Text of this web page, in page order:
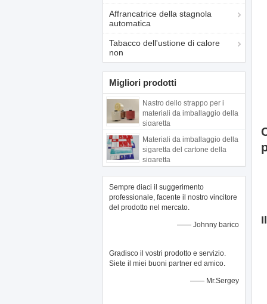
Affrancatrice della stagnola
automatica
Tabacco dell'ustione di calore
non
Migliori prodotti
Nastro dello strappo per i
materiali da imballaggio della
sigaretta
Materiali da imballaggio della
sigaretta del cartone della
sigaretta
Sempre diaci il suggerimento
professionale, facente il nostro vincitore
del prodotto nel mercato.
—— Johnny barico
Gradisco il vostri prodotto e servizio.
Siete il miei buoni partner ed amico.
—— Mr.Sergey